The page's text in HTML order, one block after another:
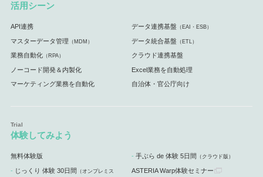
活用シーン
API連携 データ連携基盤 （EAI・ESB）
マスターデータ管理 （MDM） データ統合基盤 （ETL）
業務自動化（RPA） クラウド連携基盤
ノーコード開発＆内製化 Excel業務を自動処理
マーケティング業務を自動化 自治体・官公庁向け
体験してみよう
無料体験版 手ぶら de 体験 5日間 （クラウド版）
じっくり 体験 30日間 （オンプレミス ASTERIA Warp体験セミナー